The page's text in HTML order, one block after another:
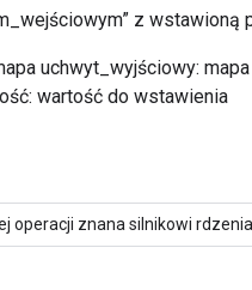
z wstawioną
uchwyt_wyjściowy:
wartość do wstawienia
operacji znana silnikowi